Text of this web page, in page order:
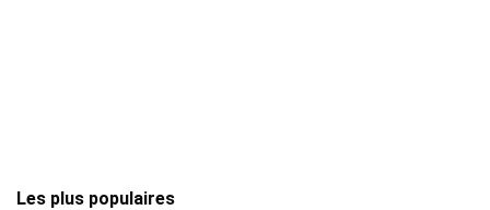
Les plus populaires